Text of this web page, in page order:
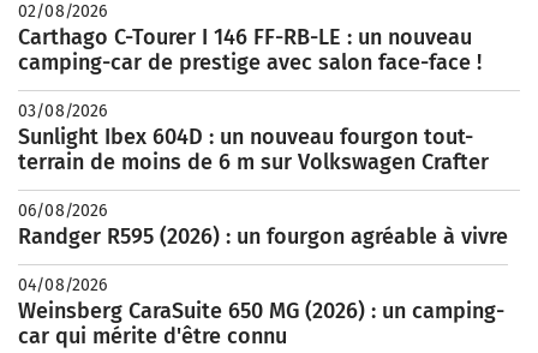
02/08/2026
Carthago C-Tourer I 146 FF-RB-LE : un nouveau
camping-car de prestige avec salon face-face !
03/08/2026
Sunlight Ibex 604D : un nouveau fourgon tout-
terrain de moins de 6 m sur Volkswagen Crafter
06/08/2026
Randger R595 (2026) : un fourgon agréable à vivre
04/08/2026
Weinsberg CaraSuite 650 MG (2026) : un camping-
car qui mérite d'être connu